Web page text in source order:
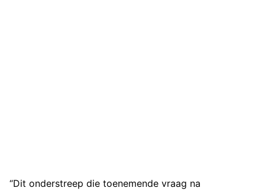
“Dit onderstreep die toenemende vraag na